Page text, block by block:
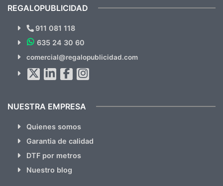
¿Quieres ver nuestras últimas
Novedades y Ofertas?
hacemos Spam)
REGALOPUBLICIDAD
911 081 118
635 24 30 60
comercial@regalopublicidad.com
NUESTRA EMPRESA
Quienes somos
Garantia de calidad
DTF por metros
Nuestro blog